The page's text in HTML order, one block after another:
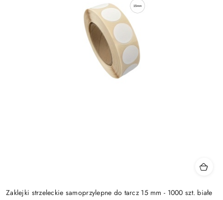
Zaklejki strzeleckie samoprzylepne do tarcz 15 mm - 1000 szt. białe